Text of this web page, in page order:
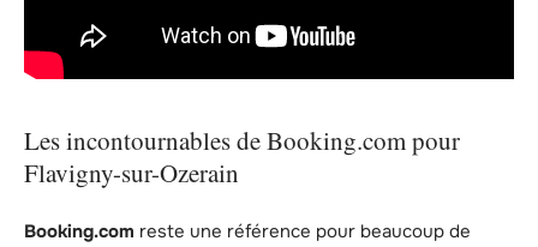
Les incontournables de Booking.com pour
Flavigny-sur-Ozerain
Booking.com reste une référence pour beaucoup de